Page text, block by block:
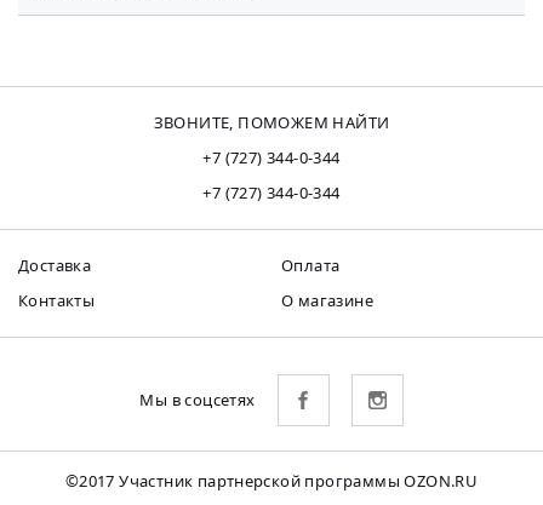
ЗВОНИТЕ, ПОМОЖЕМ НАЙТИ
+7 (727) 344-0-344
+7 (727) 344-0-344
Доставка
Оплата
Контакты
О магазине
Мы в соцсетях
©2017 Участник партнерской программы OZON.RU